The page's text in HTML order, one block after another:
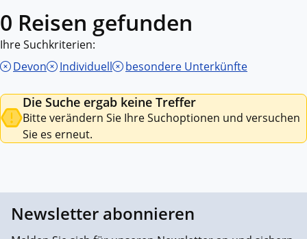
0 Reisen gefunden
Ihre Suchkriterien:
Devon
Individuell besondere Unterkünfte
Die Suche ergab keine Treffer
Bitte verändern Sie Ihre Suchoptionen und versuchen
Sie es erneut.
Newsletter abonnieren